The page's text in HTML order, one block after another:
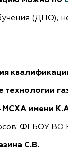
(ДПО),
технологии
имени
ФГБОУ ВО
С.В.